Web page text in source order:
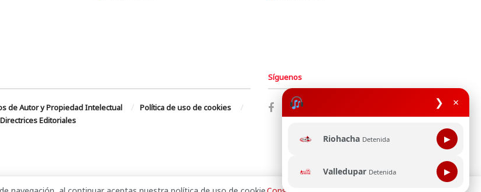
❯ ×
Riohacha Detenida ▶
Valledupar Detenida ▶
de Autor y Propiedad Intelectual
Política de uso de cookies
Directrices Editoriales
Síguenos